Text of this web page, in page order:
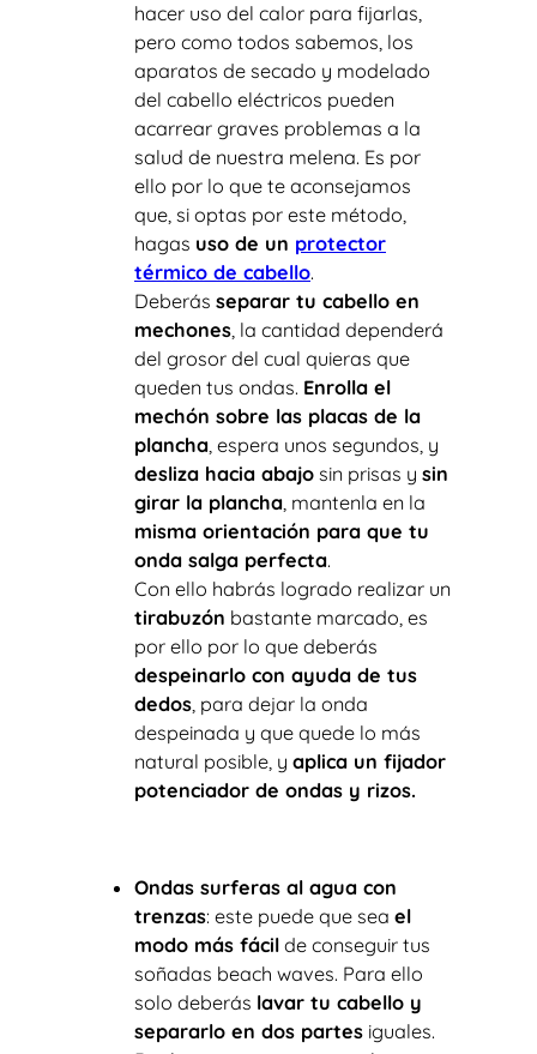
hacer uso del calor para fijarlas,
pero como todos sabemos, los
aparatos de secado y modelado
del cabello eléctricos pueden
acarrear graves problemas a la
salud de nuestra melena. Es por
ello por lo que te aconsejamos
que, si optas por este método,
hagas uso de un protector
térmico de cabello.
Deberás separar tu cabello en
mechones, la cantidad dependerá
del grosor del cual quieras que
queden tus ondas. Enrolla el
mechón sobre las placas de la
plancha, espera unos segundos, y
desliza hacia abajo sin prisas y sin
girar la plancha, mantenla en la
misma orientación para que tu
onda salga perfecta.
Con ello habrás logrado realizar un
tirabuzón bastante marcado, es
por ello por lo que deberás
despeinarlo con ayuda de tus
dedos, para dejar la onda
despeinada y que quede lo más
natural posible, y aplica un fijador
potenciador de ondas y rizos.
Ondas surferas al agua con
trenzas: este puede que sea el
modo más fácil de conseguir tus
soñadas beach waves. Para ello
solo deberás lavar tu cabello y
separarlo en dos partes iguales.